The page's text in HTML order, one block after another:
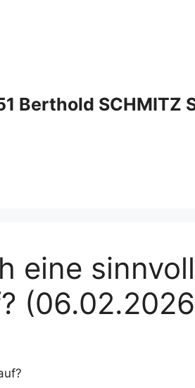
Berthold SCHMITZ
eine